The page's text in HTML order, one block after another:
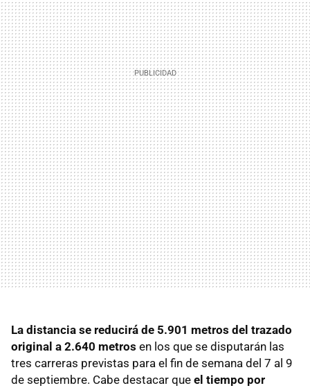
La distancia se reducirá de 5.901 metros del trazado
original a 2.640 metros en los que se disputarán las
tres carreras previstas para el fin de semana del 7 al 9
de septiembre. Cabe destacar que el tiempo por